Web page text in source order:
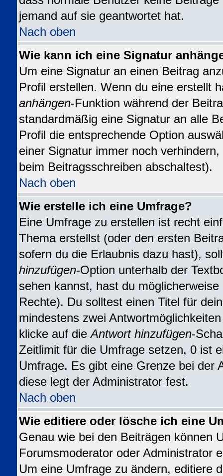
jemand auf sie geantwortet hat.
Nach oben
Wie kann ich eine Signatur
Um eine Signatur an einen Beitrag
Profil erstellen. Wenn du eine erstellt
anhängen-Funktion während der
standardmäßig eine Signatur an alle
Profil die entsprechende Option
einer Signatur immer noch
beim Beitragsschreiben abschaltest).
Nach oben
Wie erstelle ich eine Umfrage?
Eine Umfrage zu erstellen ist recht
Thema erstellst (oder den ersten
sofern du die Erlaubnis dazu hast),
hinzufügen-Option unterhalb der
sehen kannst, hast du
Rechte). Du solltest einen Titel für
mindestens zwei
klicke auf dieAntwort hinzufügen-
Zeitlimit für die Umfrage setzen, 0 ist
Umfrage. Es gibt eine Grenze bei der
diese legt der Administrator fest.
Nach oben
Wie editiere oder lösche ich eine
Genau wie bei den Beiträgen können
Forumsmoderator oder Administrator
Um eine Umfrage zu ändern, editiere